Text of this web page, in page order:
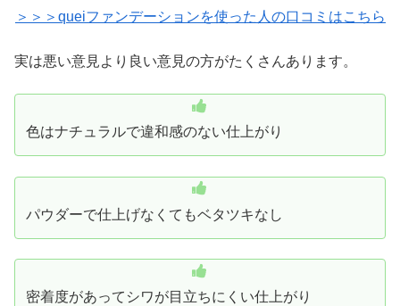
＞＞＞queiファンデーションを使った人の口コミはこちら
実は悪い意見より良い意見の方がたくさんあります。
色はナチュラルで違和感のない仕上がり
パウダーで仕上げなくてもベタツキなし
密着度があってシワが目立ちにくい仕上がり